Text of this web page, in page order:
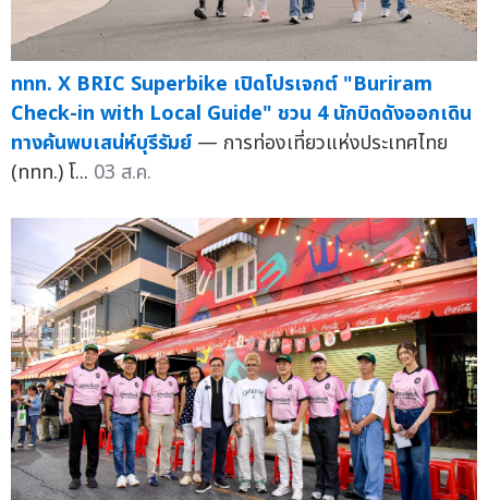
ททท. X BRIC Superbike เปิดโปรเจกต์ "Buriram
Check-in with Local Guide" ชวน 4 นักบิดดังออกเดิน
ทางค้นพบเสน่ห์บุรีรัมย์ — การท่องเที่ยวแห่งประเทศไทย
(ททท.) โ... 03 ส.ค.